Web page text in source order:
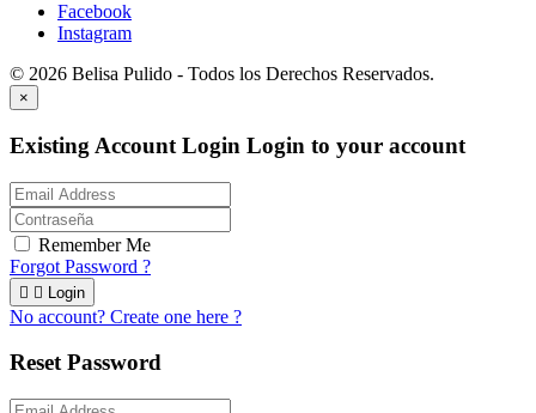
Facebook
Instagram
© 2026 Belisa Pulido - Todos los Derechos Reservados.
×
Existing Account Login Login to your account
Remember Me
Forgot Password ?
  Login
No account? Create one here ?
Reset Password